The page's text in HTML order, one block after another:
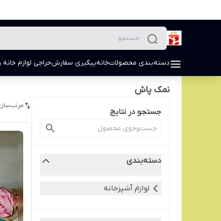
دسته‌بندی محصولاتخانهپیگیری سفارشحراجی لوازم خانه
نمک پاش
جستجو در نتایج
دسته‌بندی
لوازم آشپزخانه